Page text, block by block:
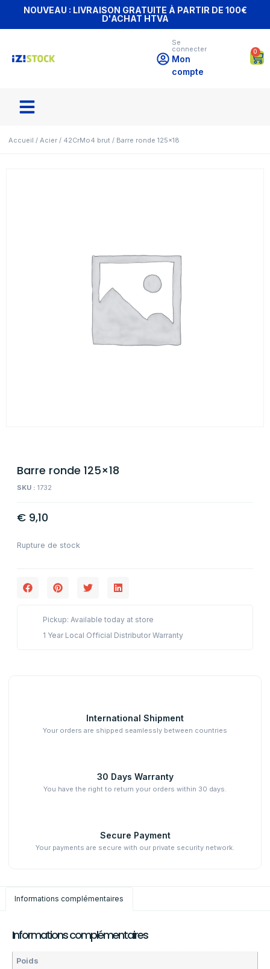
NOUVEAU : LIVRAISON GRATUITE À PARTIR DE 100€
D'ACHAT HTVA
Se
connecter
Mon
compte
0
Accueil / Acier / 42CrMo4 brut / Barre ronde 125×18
Barre ronde 125×18
SKU : 1732
€ 9,10
Rupture de stock
Pickup: Available today at store
1 Year Local Official Distributor Warranty
International Shipment
Your orders are shipped seamlessly between countries
30 Days Warranty
You have the right to return your orders within 30 days.
Secure Payment
Your payments are secure with our private security network.
Informations complémentaires
Informations complémentaires
Poids